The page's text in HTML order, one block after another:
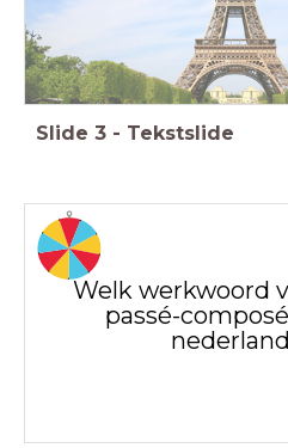
Slide 3 - Tekstslide
Welk werkwoord
passé-